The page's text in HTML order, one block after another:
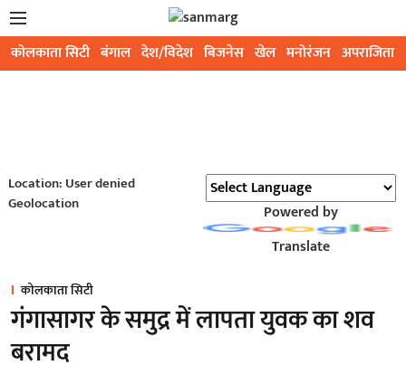
कोलकाता सिटी बंगाल देश/विदेश बिजनेस खेल मनोरंजन अपराजिता
Location: User denied
Geolocation
Powered by
Translate
कोलकाता सिटी
गंगासागर के समुद्र में लापता युवक का शव
बरामद